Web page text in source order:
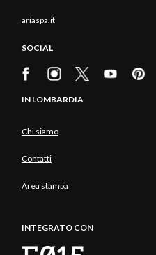
ariaspa.it
SOCIAL
IN LOMBARDIA
Chi siamo
Contatti
Area stampa
INTEGRATO CON